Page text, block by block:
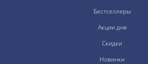
Бестселлеры
Акции дня
Скидки
Новинки